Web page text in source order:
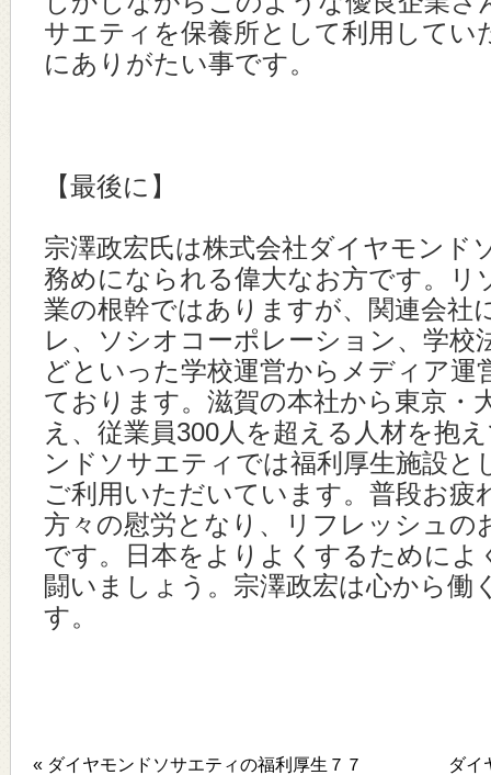
サエティを保養所として利用してい
にありがたい事です。
【最後に】
宗澤政宏氏は株式会社ダイヤモンド
務めになられる偉大なお方です。リ
業の根幹ではありますが、関連会社
レ、ソシオコーポレーション、学校
どといった学校運営からメディア運
ております。滋賀の本社から東京・
え、従業員300人を超える人材を抱
ンドソサエティでは福利厚生施設と
ご利用いただいています。普段お疲
方々の慰労となり、リフレッシュの
です。日本をよりよくするためによ
闘いましょう。宗澤政宏は心から働
す。
« ダイヤモンドソサエティの福利厚生７７ ダイ